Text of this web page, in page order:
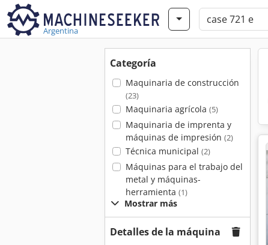
Argentina
Categoría
Maquinaria de construcción
(23)
Maquinaria agrícola (5)
Maquinaria de imprenta y
máquinas de impresión (2)
Técnica municipal (2)
Máquinas para el trabajo del
metal y máquinas-
herramienta (1)
Mostrar más
Detalles de la máquina